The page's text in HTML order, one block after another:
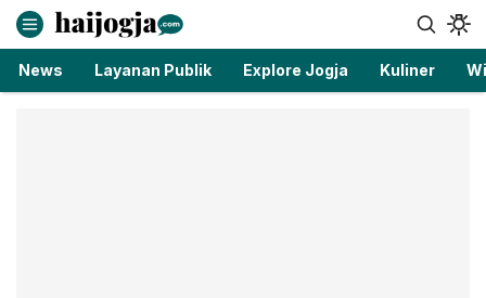
haijogja.com
Berita Jogja Terbaru dan Terkini
News Layanan Publik Explore Jogja Kuliner